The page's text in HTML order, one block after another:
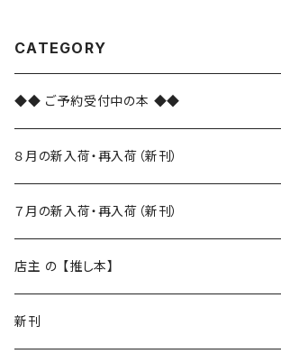
CATEGORY
◆◆ ご予約受付中の本 ◆◆
８月の新入荷・再入荷（新刊）
新入荷
再入荷
７月の新入荷・再入荷（新刊）
新入荷
再入荷
店主 の 【推し本】
新刊